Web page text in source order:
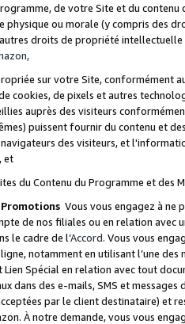
de votre Site et du
physique ou morale (y compris des
droits de propriété
sur votre Site, conformément
cookies, de pixels et autres
auprès des visiteurs
puissent fournir du contenu et
des visiteurs, et
et
du Contenu du Programme et des
Vous vous engagez à ne
de nos filiales ou en relation avec
le cadre de l’Accord. Vous vous
notamment en utilisant l’une
Lien Spécial en relation avec tout
dans des e-mails, SMS et
par le client destinataire) et
À notre demande, vous vous